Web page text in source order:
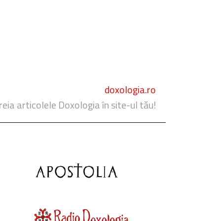
doxologia.ro
articolele Doxologia în site-ul tău!